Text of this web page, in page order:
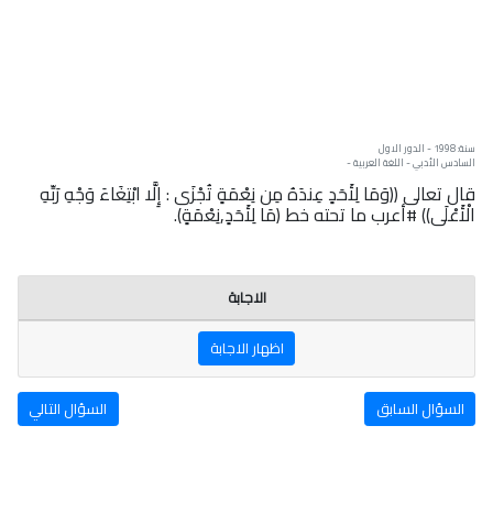
سنة: 1998 - الدور الاول
السادس الأدبي - اللغة العربية -
قال تعالى ((وَمَا لِأَحَدٍ عِندَهُ مِن نِعْمَةٍ تُجْزَى : إِلَّا ابْتِغَاءَ وَجْهِ رَبِّهِ
الْأَعْلَى)) #أعرب ما تحته خط (مَا لِأَحَدٍ,نِعْمَةٍ).
الاجابة
اظهار الاجابة
السؤال السابق السؤال التالي